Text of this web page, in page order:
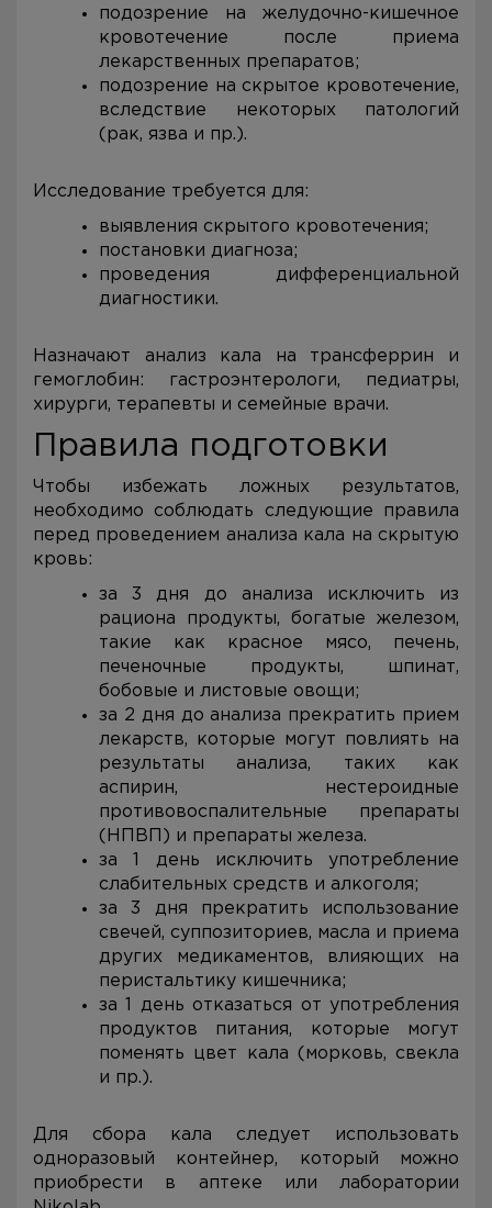
подозрение на желудочно-кишечное
кровотечение после приема
лекарственных препаратов;
подозрение на скрытое кровотечение,
вследствие некоторых патологий
(рак, язва и пр.).
Исследование требуется для:
выявления скрытого кровотечения;
постановки диагноза;
проведения дифференциальной
диагностики.
Назначают анализ кала на трансферрин и
гемоглобин: гастроэнтерологи, педиатры,
хирурги, терапевты и семейные врачи.
Правила подготовки
Чтобы избежать ложных результатов,
необходимо соблюдать следующие правила
перед проведением анализа кала на скрытую
кровь:
за 3 дня до анализа исключить из
рациона продукты, богатые железом,
такие как красное мясо, печень,
печеночные продукты, шпинат,
бобовые и листовые овощи;
за 2 дня до анализа прекратить прием
лекарств, которые могут повлиять на
результаты анализа, таких как
аспирин, нестероидные
противовоспалительные препараты
(НПВП) и препараты железа.
за 1 день исключить употребление
слабительных средств и алкоголя;
за 3 дня прекратить использование
свечей, суппозиториев, масла и приема
других медикаментов, влияющих на
перистальтику кишечника;
за 1 день отказаться от употребления
продуктов питания, которые могут
поменять цвет кала (морковь, свекла
и пр.).
Для сбора кала следует использовать
одноразовый контейнер, который можно
приобрести в аптеке или лаборатории